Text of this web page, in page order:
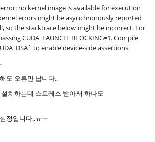
no kernel image is available for execution
errors might be asynchronously reported
so the stacktrace below might be incorrect. For
CUDA_LAUNCH_BLOCKING=1. Compile
to enable device-side assertions.
도 오류만 납니다..
치하는데 스트레스 받아서 하나도
정입니다..ㅠㅠ